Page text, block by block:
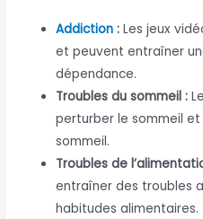
Addiction : Les jeux
et peuvent entraîner
dépendance.
Troubles du sommeil :
perturber le sommeil
sommeil.
Troubles de
entraîner des troubles
habitudes alimentaires.